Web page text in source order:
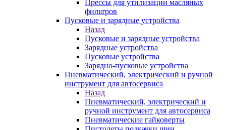
Прессы для утилизации масляных
фильтров
Пусковые и зарядные устройства
Назад
Пусковые и зарядные устройства
Зарядные устройства
Пусковые устройства
Зарядно-пусковые устройства
Пневматический, электрический и ручной
инструмент для автосервиса
Назад
Пневматический, электрический и
ручной инструмент для автосервиса
Пневматические гайковерты